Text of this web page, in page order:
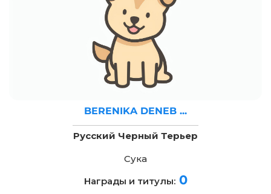
BERENIKA DENEB ...
Русский Черный Терьер
Сука
Награды и титулы: 0